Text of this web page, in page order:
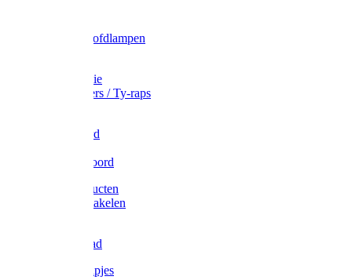
Zak- & Hoofdlampen
Tape en folie
Kabelbinders / Ty-raps
Metselkoord
Elastisch koord
Afdekproducten
Heffen en takelen
Waslijndraad
Simplexknipjes